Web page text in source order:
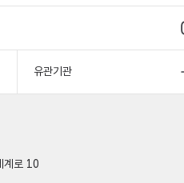
유관기관
계로 10